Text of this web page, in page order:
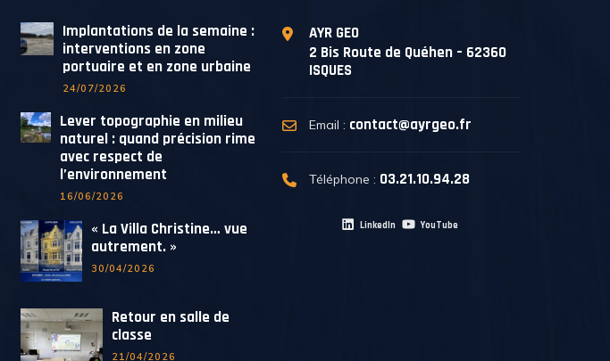
Implantations de la semaine :
interventions en zone
portuaire et en zone urbaine
24/07/2026
Lever topographie en milieu
naturel : quand précision rime
avec respect de
l’environnement
16/06/2026
« La Villa Christine… vue
autrement. »
30/04/2026
Retour en salle de
classe
21/04/2026
AYR GEO
2 Bis Route de Quéhen – 62360
ISQUES
Email : contact@ayrgeo.fr
Téléphone : 03.21.10.94.28
LinkedIn YouTube